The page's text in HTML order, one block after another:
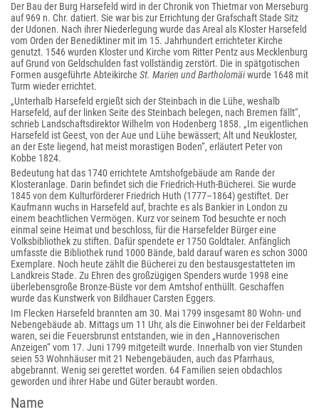
Der Bau der Burg Harsefeld wird in der Chronik von Thietmar von Merseburg
auf 969 n. Chr. datiert. Sie war bis zur Errichtung der Grafschaft Stade Sitz
der Udonen. Nach ihrer Niederlegung wurde das Areal als Kloster Harsefeld
vom Orden der Benediktiner mit im 15. Jahrhundert errichteter Kirche
genutzt. 1546 wurden Kloster und Kirche vom Ritter Pentz aus Mecklenburg
auf Grund von Geldschulden fast vollständig zerstört. Die in spätgotischen
Formen ausgeführte Abteikirche St. Marien und Bartholomäiwurde 1648 mit
Turm wieder errichtet.
„Unterhalb Harsefeld ergießt sich der Steinbach in die Lühe, weshalb
Harsefeld, auf der linken Seite des Steinbach belegen, nach Bremen fällt“,
schrieb Landschaftsdirektor Wilhelm von Hodenberg 1858. „Im eigentlichen
Harsefeld ist Geest, von der Aue und Lühe bewässert; Alt und Neukloster,
an der Este liegend, hat meist morastigen Boden“, erläutert Peter von
Kobbe 1824.
Bedeutung hat das 1740 errichtete Amtshofgebäude am Rande der
Klosteranlage. Darin befindet sich die Friedrich-Huth-Bücherei. Sie wurde
1845 von dem Kulturförderer Friedrich Huth (1777–1864) gestiftet. Der
Kaufmann wuchs in Harsefeld auf, brachte es als Bankier in London zu
einem beachtlichen Vermögen. Kurz vor seinem Tod besuchte er noch
einmal seine Heimat und beschloss, für die Harsefelder Bürger eine
Volksbibliothek zu stiften. Dafür spendete er 1750 Goldtaler. Anfänglich
umfasste die Bibliothek rund 1000 Bände, bald darauf waren es schon 3000
Exemplare. Noch heute zählt die Bücherei zu den bestausgestatteten im
Landkreis Stade. Zu Ehren des großzügigen Spenders wurde 1998 eine
überlebensgroße Bronze-Büste vor dem Amtshof enthüllt. Geschaffen
wurde das Kunstwerk von Bildhauer Carsten Eggers.
Im Flecken Harsefeld brannten am 30. Mai 1799 insgesamt 80 Wohn- und
Nebengebäude ab. Mittags um 11 Uhr, als die Einwohner bei der Feldarbeit
waren, sei die Feuersbrunst entstanden, wie in den „Hannoverischen
Anzeigen“ vom 17. Juni 1799 mitgeteilt wurde. Innerhalb von vier Stunden
seien 53 Wohnhäuser mit 21 Nebengebäuden, auch das Pfarrhaus,
abgebrannt. Wenig sei gerettet worden. 64 Familien seien obdachlos
geworden und ihrer Habe und Güter beraubt worden.
Name